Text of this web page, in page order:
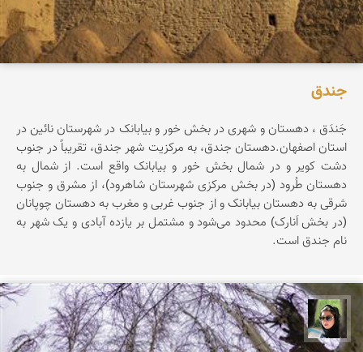
جندق‌
جَندَق‌ ، دهستان‌ و شهری‌ در بخش‌ خور و بیابانک‌ در شهرستان‌ نائین‌ در
استان‌ اصفهان‌.دهستان‌ جندق‌، به‌ مرکزیت‌ شهر جندق‌، تقریباً در جنوب‌
دشت‌ کویر و در شمال‌ بخش‌ خور و بیابانک‌ واقع‌ است‌. از شمال‌ به‌
دهستان‌ طُرود (در بخش‌ مرکزی‌ شهرستان‌ شاهرود)، از مشرق‌ و جنوب‌
شرقی‌ به‌ دهستان‌ بیابانک‌ و از جنوب‌ غربی‌ و مغرب‌ به‌ دهستان‌ چوپانان‌
(در بخش‌ اَنارک‌) محدود می‌شود و مشتمل‌ بر یازده‌ آبادی‌ و یک‌ شهر به‌
نام‌ جندق‌ است‌.
سپیده اصلان